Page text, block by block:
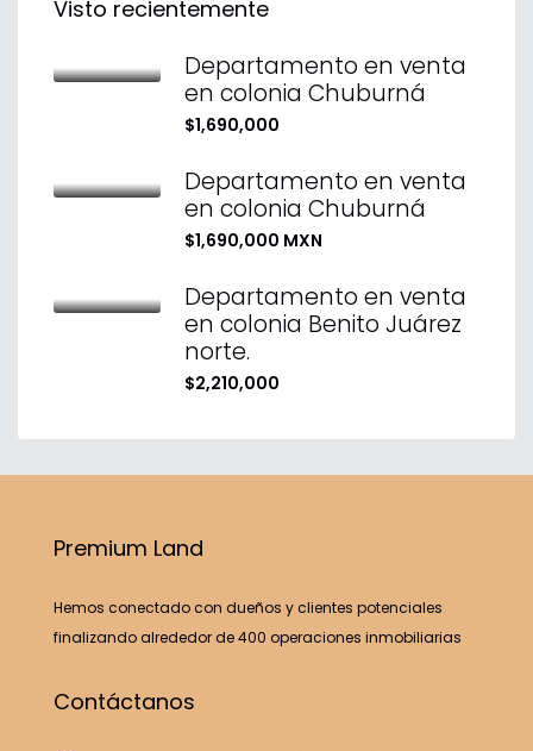
Visto recientemente
Departamento en venta
en colonia Chuburná
$1,690,000
Departamento en venta
en colonia Chuburná
$1,690,000 MXN
Departamento en venta
en colonia Benito Juárez
norte.
$2,210,000
Premium Land
Hemos conectado con dueños y clientes potenciales
finalizando alrededor de 400 operaciones inmobiliarias
Contáctanos